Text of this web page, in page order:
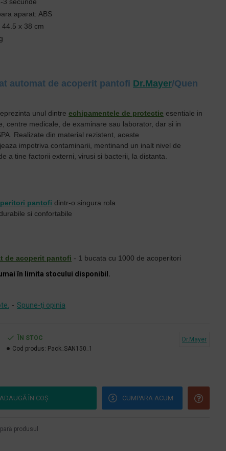
aparat: ABS
x 38 cm
automat de acoperit pantofi Dr.Mayer/Quen
unul dintre echipamentele de protectie esentiale in
centre medicale, de examinare sau laborator, dar si in
Realizate din material rezistent, aceste
impotriva contaminarii, mentinand un inalt nivel de
a tine factorii externi, virusi si bacterii, la distanta.
pantofi dintr-o singura rola
si confortabile
de acoperit pantofi - 1 bucata cu 1000 de acoperitori
în limita stocului disponibil.
- Spune-ţi opinia
ÎN STOC
Cod produs: Pack_SAN150_1
Dr.Mayer
ADAUGĂ ÎN COŞ CUMPARA ACUM
produsul